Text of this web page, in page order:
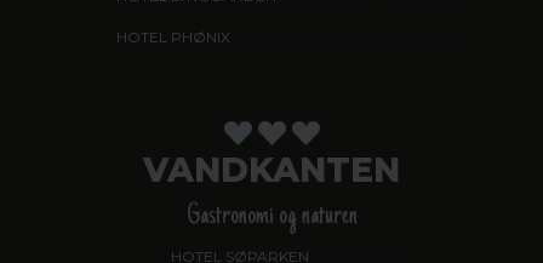
HOTEL PHØNIX
VANDKANTEN
Gastronomi og naturen
HOTEL SØPARKEN